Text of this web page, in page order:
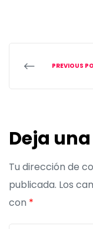
PREVIOUS
Deja
Tu dirección de
publicada. Los
con *